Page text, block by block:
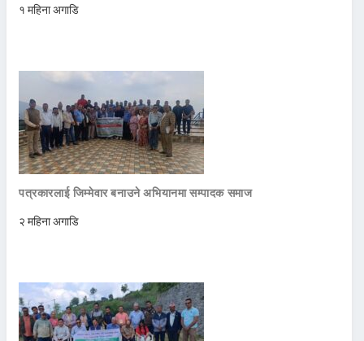
१ महिना अगाडि
पत्रकारलाई जिम्मेवार बनाउने अभियानमा सम्पादक समाज
२ महिना अगाडि